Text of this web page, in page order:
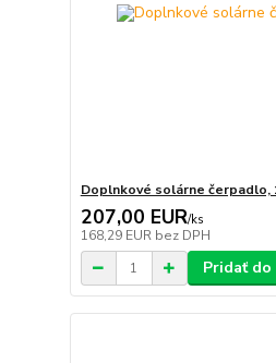
Doplnkové solárne čerpadlo,
207,00 EUR/ks
168,29 EUR bez DPH
Pridať do